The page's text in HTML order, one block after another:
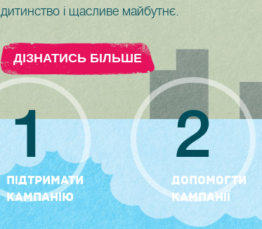
дитинство і щасливе майбутнє.
ДIЗНАТИСЬ БIЛЬШЕ
1
ПІДТРИМАТИ
КАМПАНІЮ
2
ДОПОМОГТИ
КАМПАНІЇ